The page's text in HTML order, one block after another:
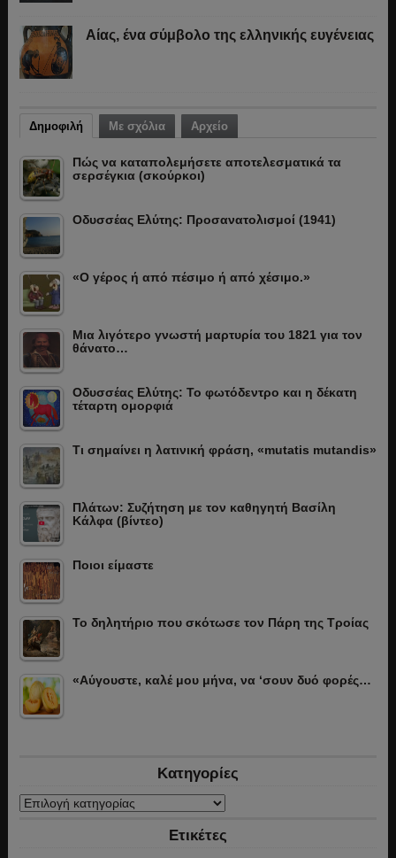
Αίας, ένα σύμβολο της ελληνικής ευγένειας
Δημοφιλή Με σχόλια Αρχείο
Πώς να καταπολεμήσετε αποτελεσματικά τα
σερσέγκια (σκούρκοι)
Οδυσσέας Ελύτης: Προσανατολισμοί (1941)
«Ο γέρος ή από πέσιμο ή από χέσιμο.»
Μια λιγότερο γνωστή μαρτυρία του 1821 για τον
θάνατο…
Οδυσσέας Ελύτης: Το φωτόδεντρο και η δέκατη
τέταρτη ομορφιά
Τι σημαίνει η λατινική φράση, «mutatis mutandis»
Πλάτων: Συζήτηση με τον καθηγητή Βασίλη
Κάλφα (βίντεο)
Ποιοι είμαστε
Το δηλητήριο που σκότωσε τον Πάρη της Τροίας
«Αύγουστε, καλέ μου μήνα, να ‘σουν δυό φορές…
Κατηγορίες
Κατηγορίες
Ετικέτες